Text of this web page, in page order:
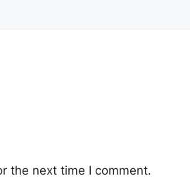
the next time I comment.